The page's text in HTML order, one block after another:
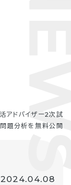
アドバイザー2次試
題分析を無料公開
2024.04.08